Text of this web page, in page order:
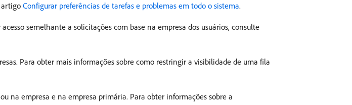
Configurar preferências de tarefas e problemas em todo o sistema.
semelhante a solicitações com base na empresa dos usuários, consulte
Para obter mais informações sobre como restringir a visibilidade de uma fila
na empresa e na empresa primária. Para obter informações sobre a